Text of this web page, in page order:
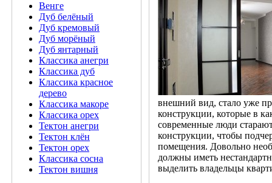
Венге
Дуб белёный
Дуб кремовый
Дуб морёный
Дуб янтарный
Классика анегри
Классика дуб
Классика красное
дерево
Классика макоре
Классика орех
Тектон анегри
Тектон клён
Тектон орех
Классика сосна
Тектон вишня
внешний вид, стало уже
конструкции, которые в
современные люди
конструкции, чтобы
помещения. Довольно
должны иметь
выделить владельцы